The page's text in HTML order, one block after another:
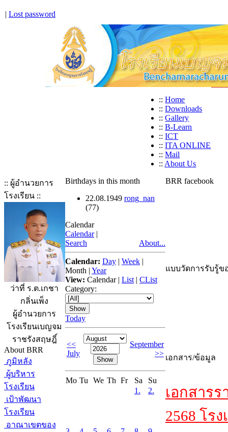
| Lost password
:: Home
:: Downloads
:: Gallery
:: B-Learn
:: ICT
:: ITA ONLINE
:: Mail
:: About Us
:: ผู้อำนวยการ
โรงเรียน ::
ว่าที่ ร.ต.เกชา
กลิ่นเพ็ง
ผู้อำนวยการ
โรงเรียนเบญจม
ราชรังสฤษฎิ์
About BRR
ภูมิหลัง
ผู้บริหาร
โรงเรียน
เป้าพัฒนา
โรงเรียน
อาณาเขตของ
Birthdays in this month
22.08.1949 rong_nan
(77)
Calendar
Calendar |
Search
About...
Calendar: Day | Week |
Month | Year
View: Calendar| List | CList
Category:
Today
<<
July
September
>>
Mo Tu We Th Fr Sa
Su
1.
2.
BRR facebook
แบบวัดการรับรู้ข
เอกสาร/ข้อมูล
เอกสาร
2568 โร